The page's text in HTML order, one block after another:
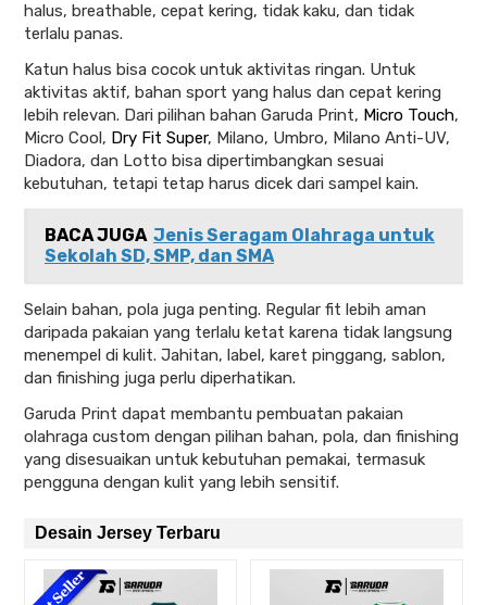
halus, breathable, cepat kering, tidak kaku, dan tidak
terlalu panas.
Katun halus bisa cocok untuk aktivitas ringan. Untuk
aktivitas aktif, bahan sport yang halus dan cepat kering
lebih relevan. Dari pilihan bahan Garuda Print, Micro Touch,
Micro Cool, Dry Fit Super, Milano, Umbro, Milano Anti-UV,
Diadora, dan Lotto bisa dipertimbangkan sesuai
kebutuhan, tetapi tetap harus dicek dari sampel kain.
BACA JUGA Jenis Seragam Olahraga untuk
Sekolah SD, SMP, dan SMA
Selain bahan, pola juga penting. Regular fit lebih aman
daripada pakaian yang terlalu ketat karena tidak langsung
menempel di kulit. Jahitan, label, karet pinggang, sablon,
dan finishing juga perlu diperhatikan.
Garuda Print dapat membantu pembuatan pakaian
olahraga custom dengan pilihan bahan, pola, dan finishing
yang disesuaikan untuk kebutuhan pemakai, termasuk
pengguna dengan kulit yang lebih sensitif.
Desain Jersey Terbaru